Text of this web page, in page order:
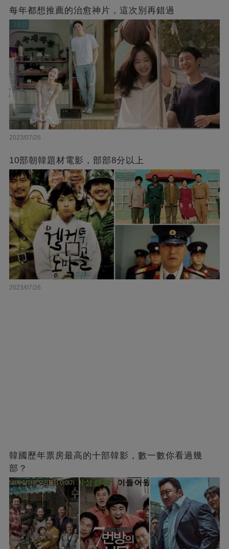
每年都想推薦的治愈神片，這次別再錯過
2023/07/26
10部朝韓題材電影，部部8分以上
2023/07/26
韓國歷年票房最高的十部韓影，數一數你看過幾
部？